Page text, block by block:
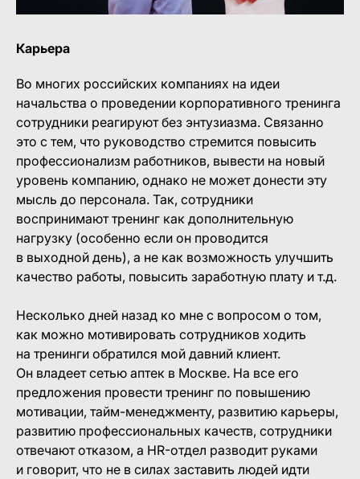
Карьера
Во многих российских компаниях на идеи
начальства о проведении корпоративного тренинга
сотрудники реагируют без энтузиазма. Связанно
это с тем, что руководство стремится повысить
профессионализм работников, вывести на новый
уровень компанию, однако не может донести эту
мысль до персонала. Так, сотрудники
воспринимают тренинг как дополнительную
нагрузку (особенно если он проводится
в выходной день), а не как возможность улучшить
качество работы, повысить заработную плату и т.д.
Несколько дней назад ко мне с вопросом о том,
как можно мотивировать сотрудников ходить
на тренинги обратился мой давний клиент.
Он владеет сетью аптек в Москве. На все его
предложения провести тренинг по повышению
мотивации, тайм-менеджменту, развитию карьеры,
развитию профессиональных качеств, сотрудники
отвечают отказом, а HR-отдел разводит руками
и говорит, что не в силах заставить людей идти